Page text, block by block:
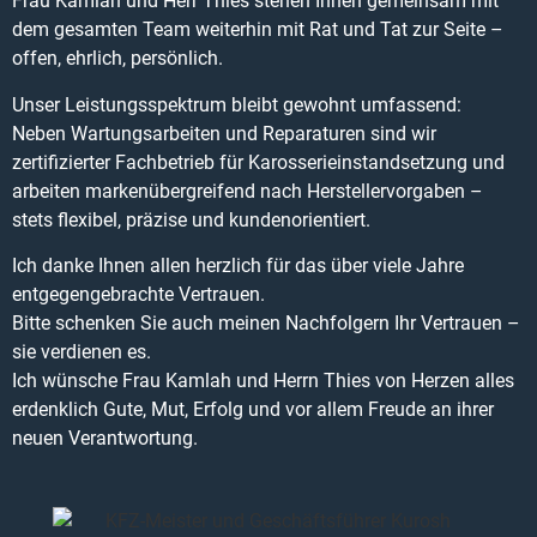
dem gesamten Team weiterhin mit Rat und Tat zur Seite –
offen, ehrlich, persönlich.
Unser Leistungsspektrum bleibt gewohnt umfassend:
Neben Wartungsarbeiten und Reparaturen sind wir
zertifizierter Fachbetrieb für Karosserieinstandsetzung und
arbeiten markenübergreifend nach Herstellervorgaben –
stets flexibel, präzise und kundenorientiert.
Ich danke Ihnen allen herzlich für das über viele Jahre
entgegengebrachte Vertrauen.
Bitte schenken Sie auch meinen Nachfolgern Ihr Vertrauen –
sie verdienen es.
Ich wünsche Frau Kamlah und Herrn Thies von Herzen alles
erdenklich Gute, Mut, Erfolg und vor allem Freude an ihrer
neuen Verantwortung.